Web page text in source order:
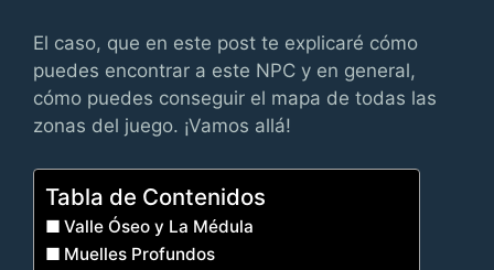
El caso, que en este post te explicaré cómo
puedes encontrar a este NPC y en general,
cómo puedes conseguir el mapa de todas las
zonas del juego. ¡Vamos allá!
Tabla de Contenidos
Valle Óseo y La Médula
Muelles Profundos